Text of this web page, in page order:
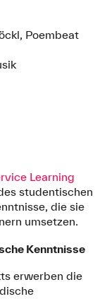
Poembeat
Learning
studentischen
die sie
umsetzen.
Kenntnisse
erwerben die